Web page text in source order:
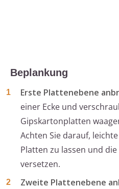
Beplankung
Erste Plattenebene
einer Ecke und
Gipskartonplatten
Achten Sie darauf,
Platten zu lassen und
versetzen.
Zweite Plattenebene